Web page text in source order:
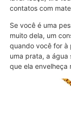
contatos com
Se você é uma
muito dela, um
quando você for à
uma prata, a
que ela envelheça